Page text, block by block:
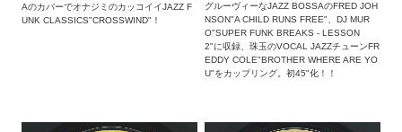
AのカバーでオナジミのカッコイイJAZZ F
UNK CLASSICS"CROSSWIND"！
グルーヴィーなJAZZ BOSSAのFRED JOH
NSON"A CHILD RUNS FREE"、DJ MUR
O"SUPER FUNK BREAKS - LESSON
2"に収録、珠玉のVOCAL JAZZチューンFR
EDDY COLE"BROTHER WHERE ARE YO
U"をカップリング。初45"化！！